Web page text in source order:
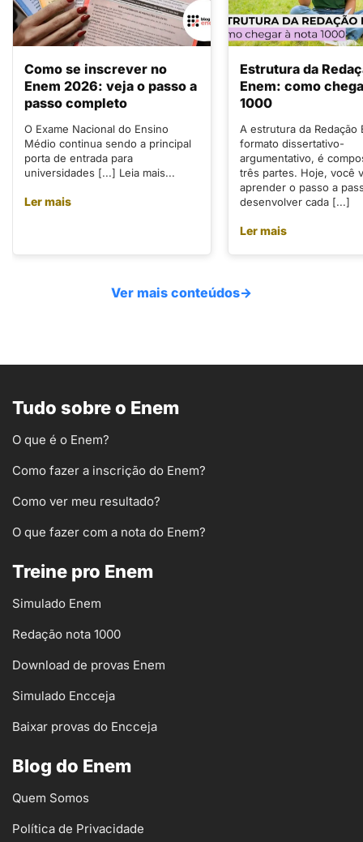
Como se inscrever no
Enem 2026: veja o passo a
passo completo
O Exame Nacional do Ensino
Médio continua sendo a principal
porta de entrada para
universidades [...] Leia mais...
Ler mais
Estrutura da
Enem: como
1000
A estrutura da Redação
formato dissertativo-
argumentativo, é
três partes. Hoje, você
aprender o passo a
desenvolver cada [...]
Ler mais
Ver mais conteúdos→
Tudo sobre o Enem
O que é o Enem?
Como fazer a inscrição do Enem?
Como ver meu resultado?
O que fazer com a nota do Enem?
Treine pro Enem
Simulado Enem
Redação nota 1000
Download de provas Enem
Simulado Encceja
Baixar provas do Encceja
Blog do Enem
Quem Somos
Política de Privacidade